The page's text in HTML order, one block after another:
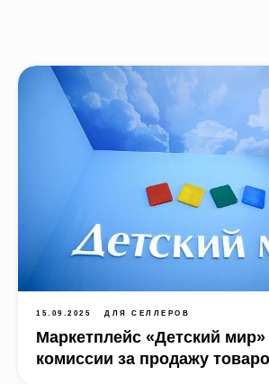
15.09.2025 ДЛЯ СЕЛЛЕРОВ
Маркетплейс «Детский
комиссии за продажу